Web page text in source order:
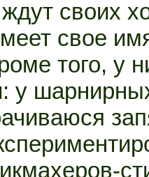
своих
свое
того, у
у